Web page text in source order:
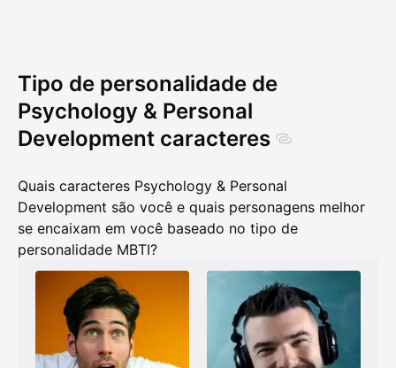
Tipo de personalidade de
Psychology & Personal
Development caracteres
Quais caracteres Psychology & Personal
Development são você e quais personagens melhor
se encaixam em você baseado no tipo de
personalidade MBTI?